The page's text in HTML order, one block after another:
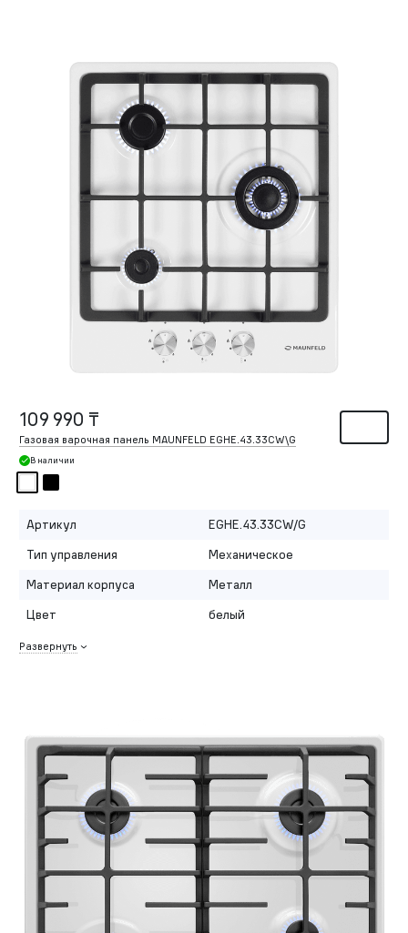
109 990 ₸
Газовая варочная панель MAUNFELD EGHE.43.33CW\G
В наличии
Артикул
EGHE.43.33CW/G
Тип управления
Механическое
Материал корпуса
Металл
Цвет
белый
Развернуть